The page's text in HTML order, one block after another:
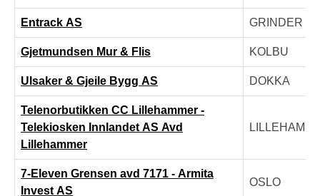
Entrack AS GRINDER
Gjetmundsen Mur & Flis KOLBU
Ulsaker & Gjeile Bygg AS DOKKA
Telenorbutikken CC Lillehammer -
Telekiosken Innlandet AS Avd
Lillehammer
7-Eleven Grensen avd 7171 - Armita
Invest AS
OSLO